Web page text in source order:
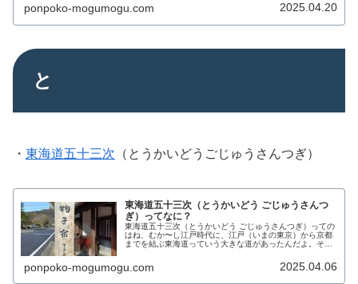
ponpoko-mogumogu.com 2025.04.20
と
・ 東海道五十三次 （とうかいどうごじゅうさんつぎ）
東海道五十三次（とうかいどう ごじゅうさんつ
ぎ）ってなに？
東海道五十三次（とうかいどう ごじゅうさんつぎ）っての
はね、むか〜し江戸時代に、江戸（いまの東京）から京都
までを結ぶ東海道っていう大きな道があったんだよ。その
ponpoko-mogumogu.com 2025.04.06